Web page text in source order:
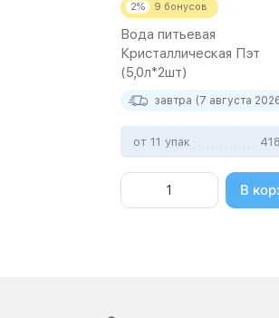
2% 9 бонусов
Вода питьевая
Кристаллическая Пэт
(5,0л*2шт)
завтра (7 августа
от 11 упак
В